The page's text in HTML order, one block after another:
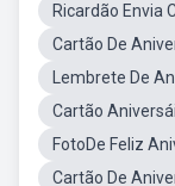
Ricardão Envia
Cartão De
Lembrete De
Cartão
FotoDe Feliz
Cartão De